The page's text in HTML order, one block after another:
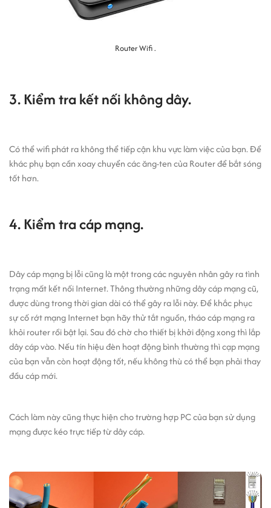
Router Wifi .
3. Kiểm tra kết nối không dây.
Có thể wifi phát ra không thể tiếp cận khu vực làm việc của bạn. Để
khác phụ bạn cần xoay chuyển các ăng-ten của Router để bắt sóng
tốt hơn.
4. Kiểm tra cáp mạng.
Dây cáp mạng bị lỗi cũng là một trong các nguyên nhân gây ra tình
trạng mất kết nối Internet. Thông thường những dây cáp mạng cũ,
được dùng trong thời gian dài có thể gây ra lỗi này. Để khắc phục
sự cố rớt mạng Internet bạn hãy thử tắt nguồn, tháo cáp mạng ra
khỏi router rồi bật lại. Sau đó chờ cho thiết bị khởi động xong thì lắp
dây cáp vào. Nếu tín hiệu đèn hoạt động bình thường thì cạp mạng
của bạn vẫn còn hoạt động tốt, nếu không thù có thể bạn phải thay
đầu cáp mới.
Cách làm này cũng thực hiện cho trường hợp PC của bạn sử dụng
mạng được kéo trực tiếp từ dây cáp.